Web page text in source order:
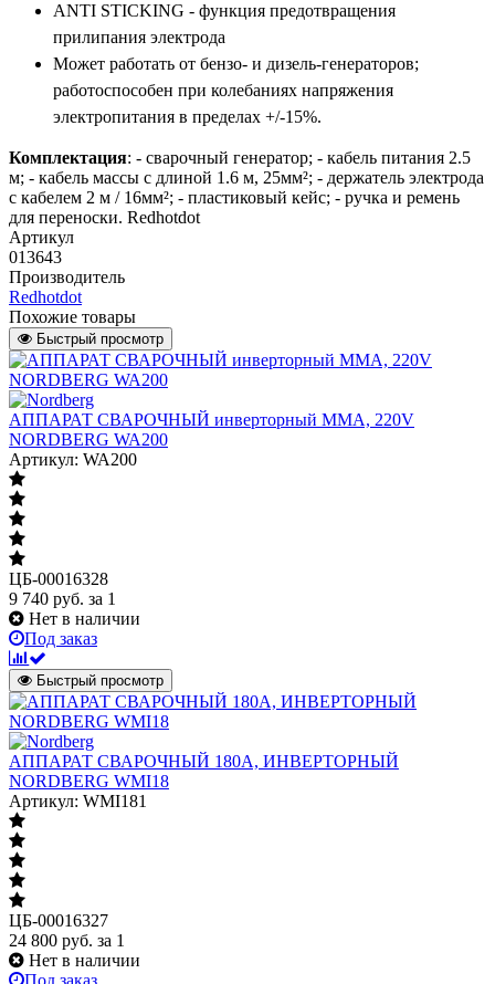
ANTI STICKING - функция предотвращения
прилипания электрода
Может работать от бензо- и дизель-генераторов;
работоспособен при колебаниях напряжения
электропитания в пределах +/-15%.
Комплектация: - сварочный генератор; - кабель питания 2.5
м; - кабель массы с длиной 1.6 м, 25мм²; - держатель электрода
с кабелем 2 м / 16мм²; - пластиковый кейс; - ручка и ремень
для переноски. Redhotdot
Артикул
013643
Производитель
Redhotdot
Похожие товары
Быстрый просмотр
АППАРАТ СВАРОЧНЫЙ инверторный MMA, 220V
NORDBERG WA200
Артикул: WA200
ЦБ-00016328
9 740 руб. за 1
Нет в наличии
Под заказ
Быстрый просмотр
АППАРАТ СВАРОЧНЫЙ 180A, ИНВЕРТОРНЫЙ
NORDBERG WMI18
Артикул: WMI181
ЦБ-00016327
24 800 руб. за 1
Нет в наличии
Под заказ